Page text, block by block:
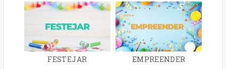
FESTEJAR EMPREENDER